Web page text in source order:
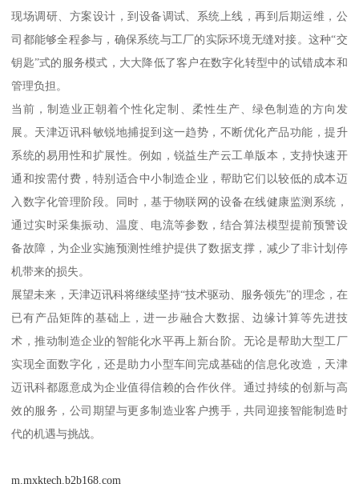
现场调研、方案设计，到设备调试、系统上线，再到后期运维，公
司都能够全程参与，确保系统与工厂的实际环境无缝对接。这种“交
钥匙”式的服务模式，大大降低了客户在数字化转型中的试错成本和
管理负担。
当前，制造业正朝着个性化定制、柔性生产、绿色制造的方向发
展。天津迈讯科敏锐地捕捉到这一趋势，不断优化产品功能，提升
系统的易用性和扩展性。例如，锐益生产云工单版本，支持快速开
通和按需付费，特别适合中小制造企业，帮助它们以较低的成本迈
入数字化管理阶段。同时，基于物联网的设备在线健康监测系统，
通过实时采集振动、温度、电流等参数，结合算法模型提前预警设
备故障，为企业实施预测性维护提供了数据支撑，减少了非计划停
机带来的损失。
展望未来，天津迈讯科将继续坚持“技术驱动、服务领先”的理念，在
已有产品矩阵的基础上，进一步融合大数据、边缘计算等先进技
术，推动制造企业的智能化水平再上新台阶。无论是帮助大型工厂
实现全面数字化，还是助力小型车间完成基础的信息化改造，天津
迈讯科都愿意成为企业值得信赖的合作伙伴。通过持续的创新与高
效的服务，公司期望与更多制造业客户携手，共同迎接智能制造时
代的机遇与挑战。
m.mxktech.b2b168.com